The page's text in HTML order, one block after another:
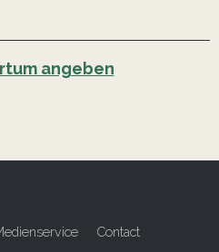
angeben
Contact